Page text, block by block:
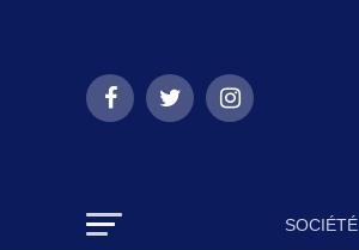
SOCIÉTÉ